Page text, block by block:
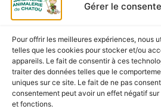
Gérer le
Pour offrir les meilleures expériences, nous
telles que les cookies pour stocker et/ou
appareils. Le fait de consentir à ces
traiter des données telles que le
uniques sur ce site. Le fait de ne pas
consentement peut avoir un effet négatif
et fonctions.
Livraison & retrait
Retrait gratuiten magasin à la
Animalerie de Chatou
Livraison rapidepartout en
Emballage soigné